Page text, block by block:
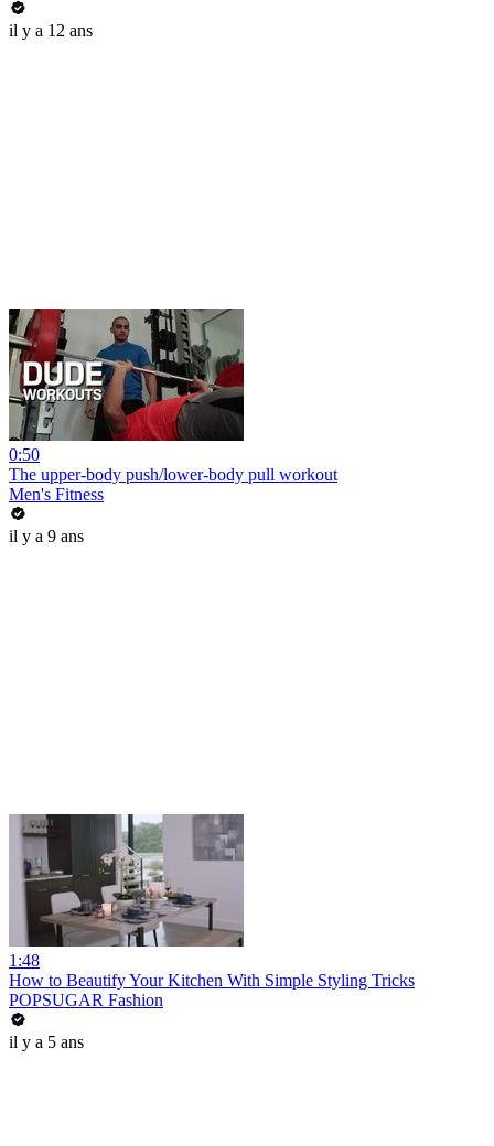
il y a 12 ans
0:50
The upper-body push/lower-body pull workout
Men's Fitness
il y a 9 ans
1:48
How to Beautify Your Kitchen With Simple Styling Tricks
POPSUGAR Fashion
il y a 5 ans